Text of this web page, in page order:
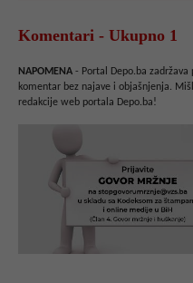
Komentari - Ukupno 1
NAPOMENA - Portal Depo.ba
komentar bez najave i objašnjenja.
redakcije web portala Depo.ba!